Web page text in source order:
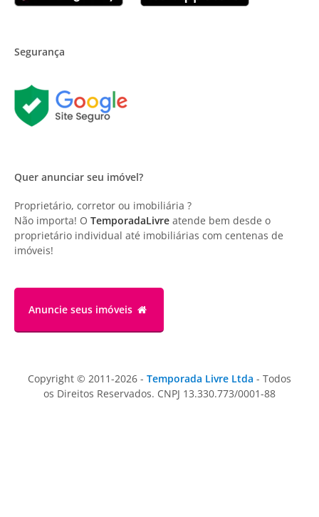
Segurança
Quer anunciar seu imóvel?
Proprietário, corretor ou imobiliária ?
Não importa! O TemporadaLivre atende bem desde o
proprietário individual até imobiliárias com centenas de
imóveis!
Anuncie seus imóveis
Copyright © 2011-2026 - Temporada Livre Ltda - Todos
os Direitos Reservados. CNPJ 13.330.773/0001-88